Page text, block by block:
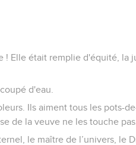
! Elle était remplie d'équité, la
d'eau.
Ils aiment tous les pots-
de la veuve ne les touche pas.
le maître de l’univers, le